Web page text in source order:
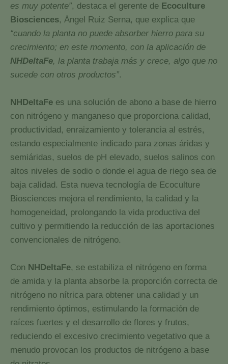
es muy potente”, destaca el gerente de Ecoculture
Biosciences, Ángel Ruiz Serna, que explica que
“cuando la planta no puede absorber hierro para su
crecimiento; en este momento, con la aplicación de
NHDeltaFe, la planta trabaja más y crece, algo que no
sucede con otros productos”.
NHDeltaFe es una solución de abono a base de hierro
con nitrógeno y manganeso que proporciona calidad,
productividad, enraizamiento y tolerancia al estrés,
estando especialmente indicado para zonas áridas y
semiáridas, suelos de pH elevado, suelos salinos con
altos niveles de sodio o donde el agua de riego sea de
baja calidad. Esta nueva tecnología de Ecoculture
Biosciences mejora el rendimiento, la calidad y la
homogeneidad, prolongando la vida productiva del
cultivo y permitiendo la reducción de las aportaciones
convencionales de nitrógeno.
Con NHDeltaFe, se estabiliza el nitrógeno en forma
de amida y la planta absorbe la proporción correcta de
nitrógeno no nítrica para obtener una calidad y un
rendimiento óptimos, estimulando la formación de
raíces fuertes y el desarrollo de flores y frutos,
reduciendo el excesivo crecimiento vegetativo que a
menudo provocan los productos de nitrógeno a base